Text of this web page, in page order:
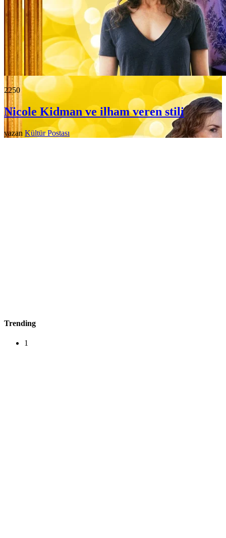
2250
Nicole Kidman ve ilham veren stili
yazan Kültür Postası
Trending
1